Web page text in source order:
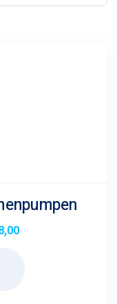
Preisspanne: